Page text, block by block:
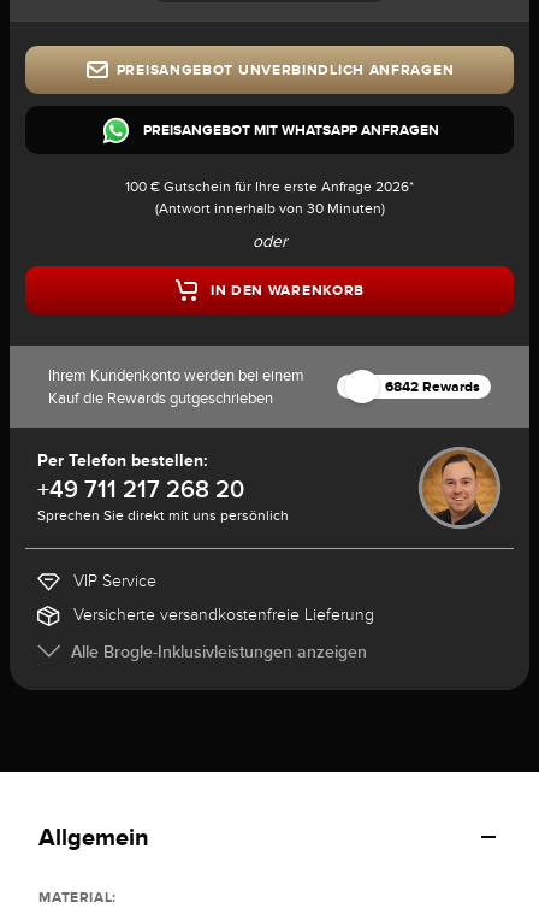
PREISANGEBOT UNVERBINDLICH ANFRAGEN
PREISANGEBOT MIT WHATSAPP ANFRAGEN
100 € Gutschein für Ihre erste Anfrage 2026*
(Antwort innerhalb von 30 Minuten)
oder
IN DEN WARENKORB
Ihrem Kundenkonto werden bei einem
Kauf die Rewards gutgeschrieben
6842 Rewards
Per Telefon bestellen:
+49 711 217 268 20
Sprechen Sie direkt mit uns persönlich
VIP Service
Versicherte versandkostenfreie Lieferung
Alle Brogle-Inklusivleistungen anzeigen
Allgemein
MATERIAL: